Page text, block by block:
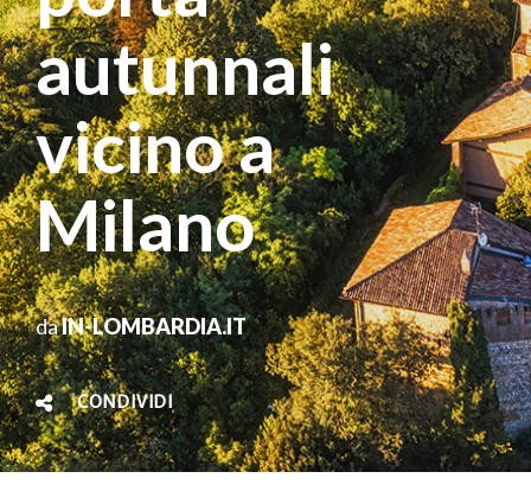
autunnali
vicino a
Milano
daIN-LOMBARDIA.IT
CONDIVIDI